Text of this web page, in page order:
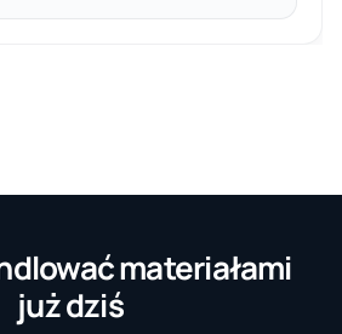
materiałami
już dziś